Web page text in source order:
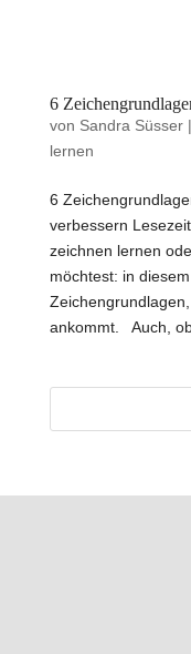
6
von Sandra Süsser|
lernen
6
verbessern
zeichnen lernen
möchtest: in
ankommt. Auch,